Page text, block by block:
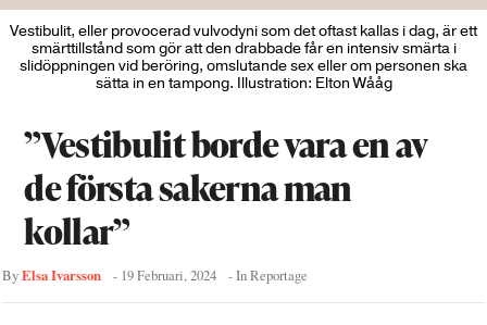
Vestibulit, eller provocerad vulvodyni som det oftast kallas i dag, är ett
smärttillstånd som gör att den drabbade får en intensiv smärta i
slidöppningen vid beröring, omslutande sex eller om personen ska
sätta in en tampong. Illustration: Elton Wååg
”Vestibulit borde vara en av
de första sakerna man
kollar”
ByElsa Ivarsson - 19 Februari, 2024 - InReportage